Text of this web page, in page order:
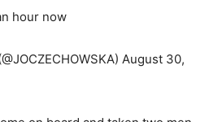
hour now
August 30,